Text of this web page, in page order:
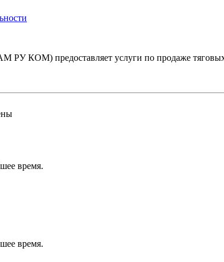
КОМ) предоставляет услуги по продаже тяговых
время.
время.